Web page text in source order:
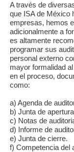
A través de
que ISA de México
empresas, hemos
adicionalmente a
es altamente
programar sus
personal externo
mayor formalidad
en el proceso,
como:
a) Agenda de
b) Junta de
c) Notas de
d) Informe de
e) Junta de cierre.
f) Competencia del